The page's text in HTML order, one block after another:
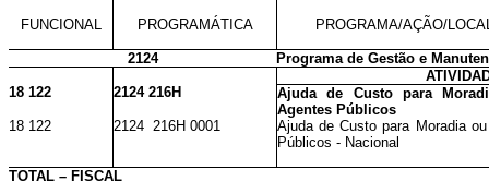
FUNCIONAL PROGRAMÁTICA PROGRAMA/AÇÃO/
2124
Programa de Gestão e
18 122
2124 216H
Ajuda de Custo para
Agentes Públicos
18 122
2124 216H 0001
Ajuda de Custo para Moradia
Públicos - Nacional
TOTAL – FISCAL